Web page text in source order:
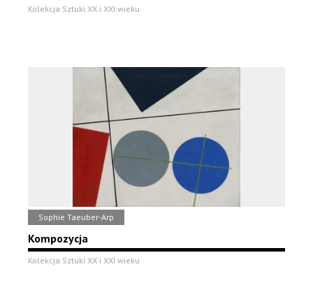
Kolekcja Sztuki XX i XXI wieku
Sophie Taeuber-Arp
Kompozycja
Kolekcja Sztuki XX i XXI wieku